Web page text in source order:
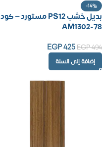
-14%
بديل خشب PS12 مستورد – كود
AM1302-78
EGP494
EGP425
إضافة إلى السلة